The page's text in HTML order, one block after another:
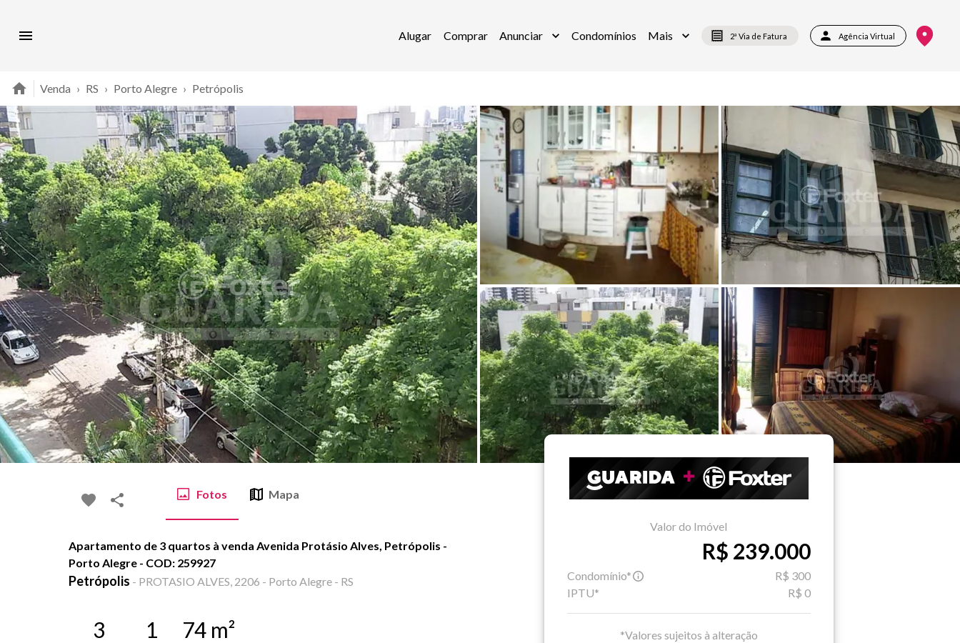
Alugar Comprar Anunciar Condomínios Mais 2ª Via de Fatura Agência Virtual
Venda › RS › Porto Alegre › Petrópolis
Fotos Mapa
Apartamento de 3 quartos à venda Avenida Protásio Alves, Petrópolis -
Porto Alegre - COD: 259927
Petrópolis - PROTASIO ALVES, 2206 - Porto Alegre - RS
3 1 74 m²
Valor do Imóvel
R$ 239.000
Condomínio*
R$ 300
IPTU*
R$ 0
*Valores sujeitos à alteração